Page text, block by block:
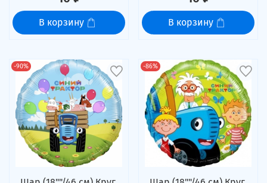
В корзину В корзину
-90% -86%